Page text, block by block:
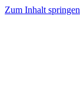
Zum Inhalt springen